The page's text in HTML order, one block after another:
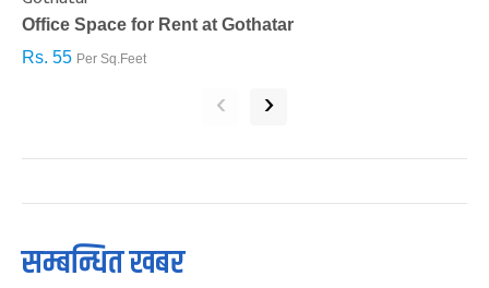
Office Space for Rent at Gothatar
Rs. 55 Per Sq.Feet
‹ ›
सम्बन्धित खबर